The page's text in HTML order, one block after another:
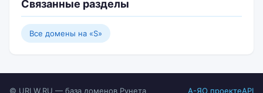
Связанные разделы
Все домены на «S»
© URLW.RU — база доменов Рунета А-ЯО проектеAPI